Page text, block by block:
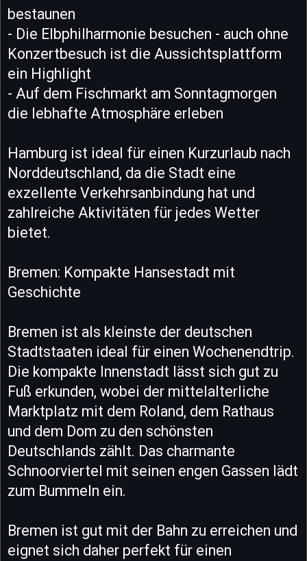
bestaunen
- Die Elbphilharmonie besuchen - auch ohne
Konzertbesuch ist die Aussichtsplattform
ein Highlight
- Auf dem Fischmarkt am Sonntagmorgen
die lebhafte Atmosphäre erleben
Hamburg ist ideal für einen Kurzurlaub nach
Norddeutschland, da die Stadt eine
exzellente Verkehrsanbindung hat und
zahlreiche Aktivitäten für jedes Wetter
bietet.
Bremen: Kompakte Hansestadt mit
Geschichte
Bremen ist als kleinste der deutschen
Stadtstaaten ideal für einen Wochenendtrip.
Die kompakte Innenstadt lässt sich gut zu
Fuß erkunden, wobei der mittelalterliche
Marktplatz mit dem Roland, dem Rathaus
und dem Dom zu den schönsten
Deutschlands zählt. Das charmante
Schnoorviertel mit seinen engen Gassen lädt
zum Bummeln ein.
Bremen ist gut mit der Bahn zu erreichen und
eignet sich daher perfekt für einen